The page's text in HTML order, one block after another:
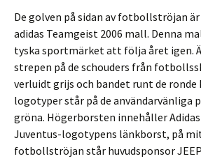
De golven på sidan av fotbollströjan
adidas Teamgeist 2006 mall. Denna
tyska sportmärket att följa året igen.
strepen på de schouders från
verluidt grijs och bandet runt de ronde
logotyper står på de användarvänliga
gröna. Högerborsten innehåller
Juventus-logotypens länkborst, på
fotbollströjan står huvudsponsor